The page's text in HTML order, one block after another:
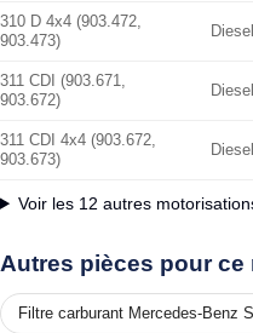
310 D 4x4 (903.472,
903.473)
Diesel
311 CDI (903.671,
903.672)
Diesel
311 CDI 4x4 (903.672,
903.673)
Diesel
Voir les 12 autres
Autres pièces pour ce
Filtre carburant Mercedes-Benz